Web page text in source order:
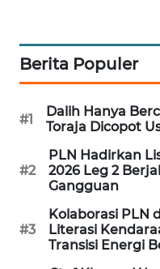
Berita Populer
#1
Dalih Hanya
Toraja Dicopot
#2
PLN Hadirkan
2026 Leg 2
Gangguan
#3
Kolaborasi PLN
Literasi
Transisi Energi
NEWS
NEWS
FISUELRI
ID
ENERGI
NEWS